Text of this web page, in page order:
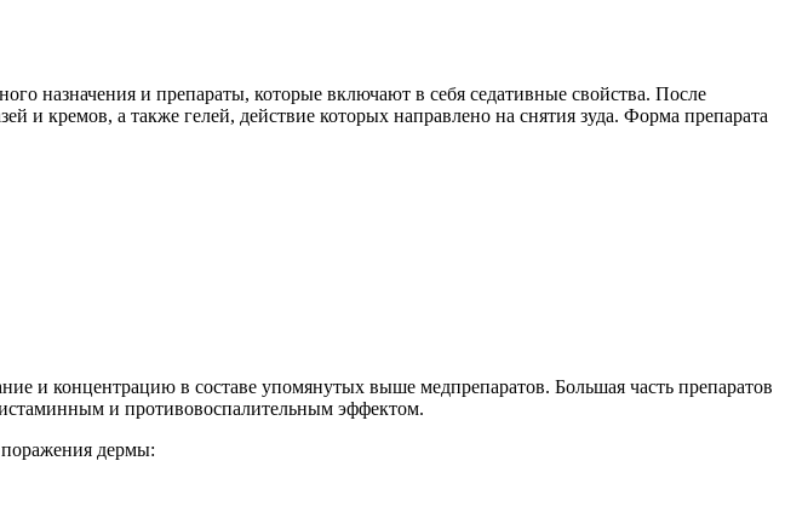
назначения и препараты, которые включают в себя седативные свойства. После
и кремов, а также гелей, действие которых направлено на снятия зуда. Форма препарата
и концентрацию в составе упомянутых выше медпрепаратов. Большая часть препаратов
и противовоспалительным эффектом.
дермы: